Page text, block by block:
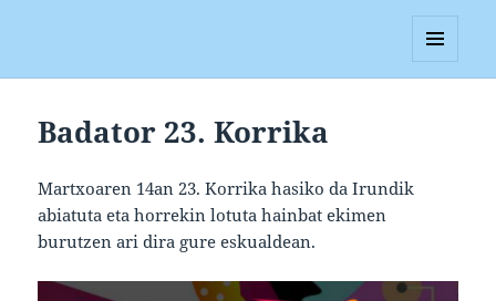
Badator 23. Korrika
Martxoaren 14an 23. Korrika hasiko da Irundik
abiatuta eta horrekin lotuta hainbat ekimen
burutzen ari dira gure eskualdean.